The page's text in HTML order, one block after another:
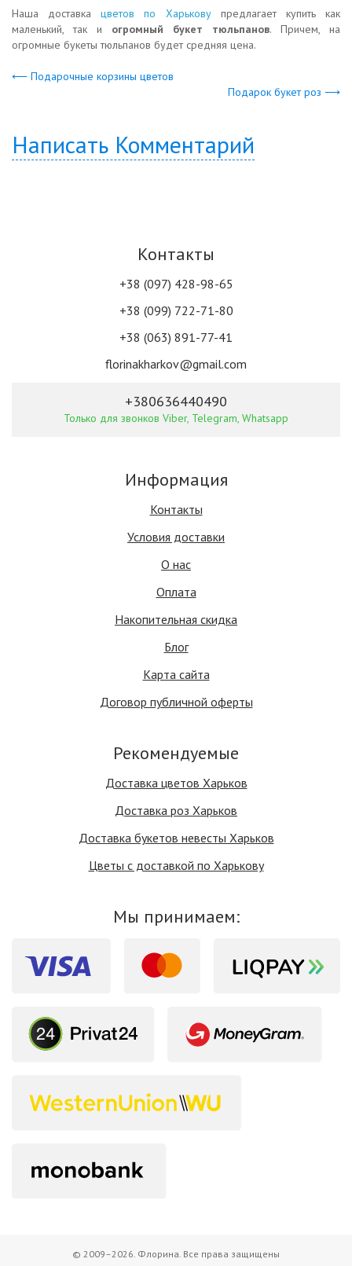
Наша доставкацветов по Харьковупредлагает купить как
маленький, так и огромный букет тюльпанов. Причем, на
огромные букеты тюльпанов будет средняя цена.
⟵ Подарочные корзины цветов
Подарок букет роз ⟶
Написать Комментарий
Контакты
+38 (097) 428-98-65
+38 (099) 722-71-80
+38 (063) 891-77-41
florinakharkov@gmail.com
+380636440490
Только для звонков Viber, Telegram, Whatsapp
Информация
Контакты
Условия доставки
О нас
Оплата
Накопительная скидка
Блог
Карта сайта
Договор публичной оферты
Рекомендуемые
Доставка цветов Харьков
Доставка роз Харьков
Доставка букетов невесты Харьков
Цветы с доставкой по Харькову
Мы принимаем:
© 2009–2026. Флорина. Все права защищены